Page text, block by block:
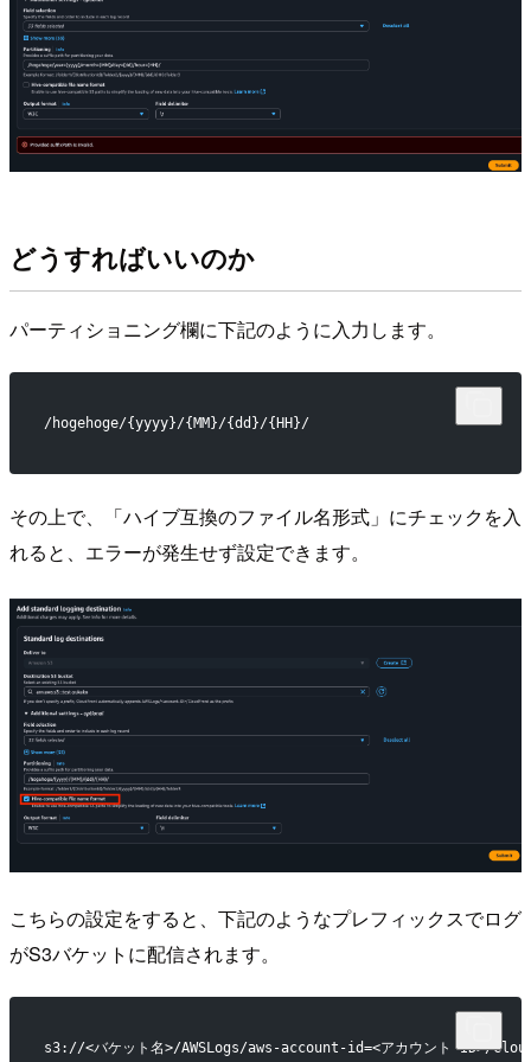
どうすればいいのか
パーティショニング欄に下記のように入力します。
/hogehoge/{yyyy}/{MM}/{dd}/{HH}/
その上で、「ハイブ互換のファイル名形式」にチェックを入
れると、エラーが発生せず設定できます。
こちらの設定をすると、下記のようなプレフィックスでログ
がS3バケットに配信されます。
s3://<バケット名>/AWSLogs/aws-account-id=<アカウント ID>/